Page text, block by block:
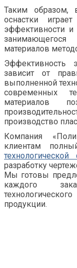
Таким образом,
оснастки
эффективности и
материалов
Эффективность
зависит от
выполненной
современных
материалов
производство
Компания
клиентам
технологической
разработку
Мы готовы
каждого
продукции.